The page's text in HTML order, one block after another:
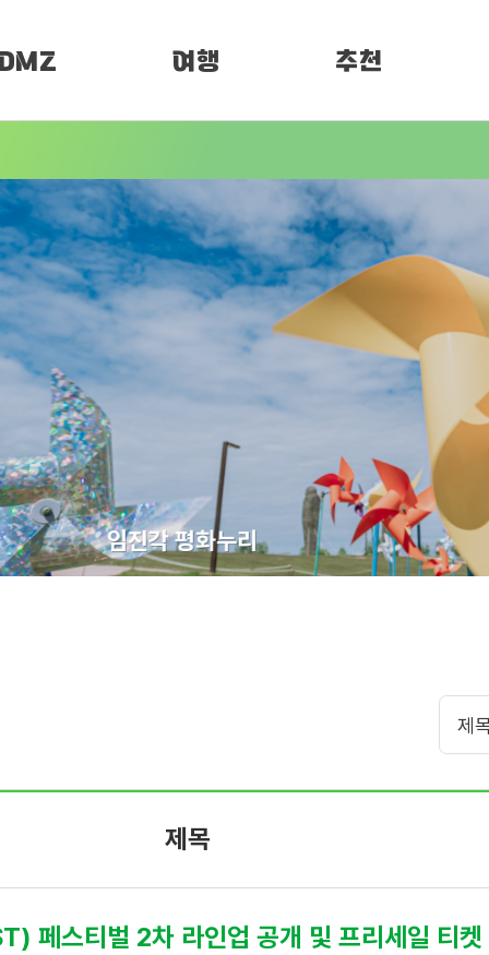
페스티벌
여행
임진각 평화누리
DMZ 평화누리길
추천
임진각 평화누리
제목
페스티벌 2차 라인업 공개 및 프리세일 티켓